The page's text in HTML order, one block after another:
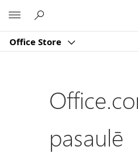
Office Store
pasaulē